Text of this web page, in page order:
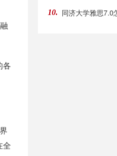
各
全
10.